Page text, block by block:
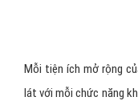
Mỗi tiện ích mở rộng
lát với mỗi chức năng